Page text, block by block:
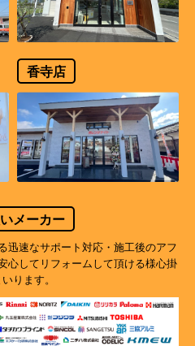
香寺店
メーカー
迅速なサポート対応・施工後のアフ
心してリフォームして頂ける様心掛
ります。